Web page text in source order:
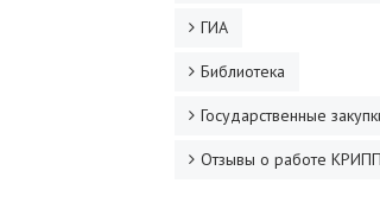
ГИА
Библиотека
Государственные
Отзывы о работе